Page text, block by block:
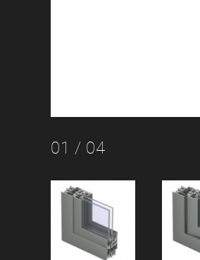
01 / 04